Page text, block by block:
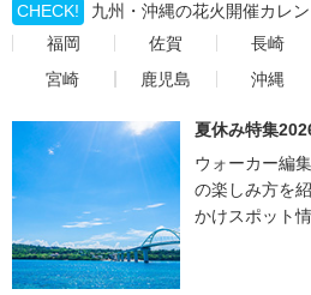
CHECK!
九州・沖縄の花火開催カレ
福岡
佐賀 長崎
宮崎
鹿児島 沖縄
夏休み特集
ウォーカー編
の楽しみ方を
かけスポット